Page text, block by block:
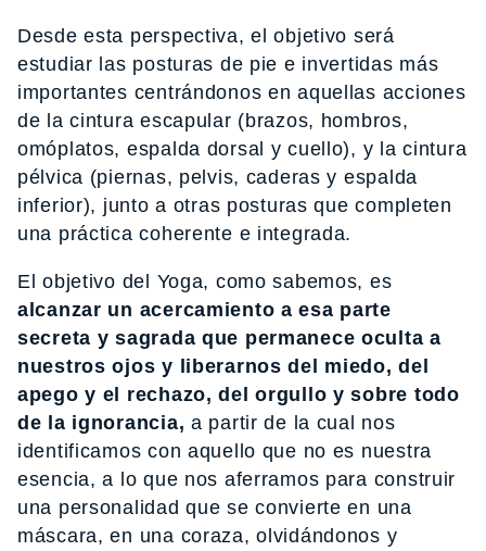
Desde esta perspectiva, el objetivo será
estudiar las posturas de pie e invertidas más
importantes centrándonos en aquellas acciones
de la cintura escapular (brazos, hombros,
omóplatos, espalda dorsal y cuello), y la cintura
pélvica (piernas, pelvis, caderas y espalda
inferior), junto a otras posturas que completen
una práctica coherente e integrada.
El objetivo del Yoga, como sabemos, es
alcanzar un acercamiento a esa parte
secreta y sagrada que permanece oculta a
nuestros ojos y liberarnos del miedo, del
apego y el rechazo, del orgullo y sobre todo
de la ignorancia, a partir de la cual nos
identificamos con aquello que no es nuestra
esencia, a lo que nos aferramos para construir
una personalidad que se convierte en una
máscara, en una coraza, olvidándonos y